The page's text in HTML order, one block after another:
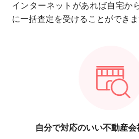
インターネットがあれば自宅か
に一括査定を受けることができま
自分で対応のいい不動産会